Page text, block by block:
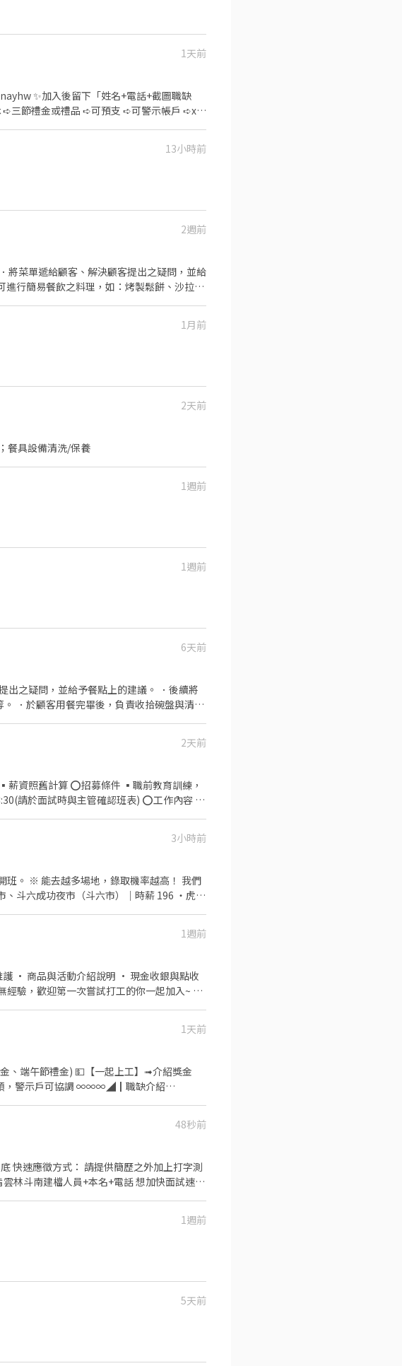
1天前
✨加入後留下「姓名+電話+截圖職缺
13小時前
2週前
1月前
2天前
餐具設備清洗/保養
1週前
1週前
6天前
出之疑問，並給予餐點上的建議。 ．後續將
．於顧客用餐完畢後，負責收拾碗盤與清理
2天前
資照舊計算 ⭕招募條件 ▪職前教育訓練，
請於面試時與主管確認班表) ⭕工作內容 ▪
仁的意見，提升參與感 ▪除學習到日本商業
據分析等專業知識 ▪升遷快速且制度完善，
算，重視員工的辛勤付出 ▪計畫拓展全台
工讀生、門市／店員／專櫃人員 工作待遇 時
假日工讀、暑假工讀 上班地點 雲林縣斗六
司規定 可上班日 一個月內 需求人數 1~20人
3小時前
市，越跑越順、賺得越多。 🚇 交通：
・自主報班制：班
有人帶，可先報 1～2 小時試試看，適應了
。 ・邊賺錢邊健身：穿可愛布偶裝與民眾互
敢玩收得越多。 📋 招募說明 ・
裝、道具、飲水公司全部提供，自己不用準
灣，北北基桃、中彰雲嘉南、高屏都有據
1週前
• 商品與活動介紹說明 • 現金收銀與點收
驗，歡迎第一次嘗試打工的你一起加入~ 大
1天前
、端午節禮金) 💵【一起上工】➟介紹獎金
調 ∞∞∞◢┃職缺介紹
45元/時 ⭐長期大夜班:00:00~09:00，休息一
期早班(休六
，休息一小時，時薪205/時，檔
津貼65元/時 ⭐長期晚八(休日
➠0932-733-893 ✅L.I.N.E.➠@826jcnfy(要加@唷) ✅【快速加入】➠https://lin.ee/RDrxb6W
48秒前
快速應徵方式： 請提供簡歷之外加上打字測
林斗南建檔人員+本名+電話 想加快面試速度
仔細、細心、高效率能配合現場的工作規範
為每週一至五，週休二日見紅休 條件：高
1週前
5天前